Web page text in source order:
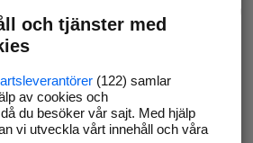
i webbläsaren och försök igen
och tjänster med
(122) samlar
av cookies och
du besöker vår sajt. Med hjälp
vi utveckla vårt innehåll och våra